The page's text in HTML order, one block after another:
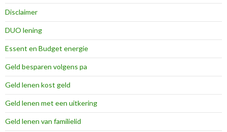
Disclaimer
DUO lening
Essent en Budget energie
Geld besparen volgens pa
Geld lenen kost geld
Geld lenen met een uitkering
Geld lenen van familielid